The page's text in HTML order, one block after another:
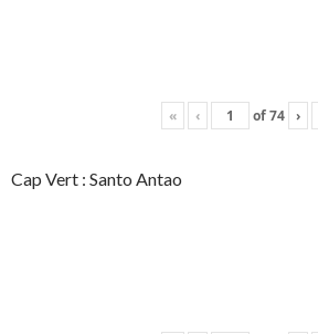
« ‹ of74 ›
Cap Vert : Santo Antao